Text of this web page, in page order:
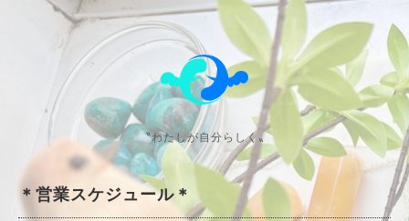
〝わたしが自分らしく〟
＊営業スケジュール＊